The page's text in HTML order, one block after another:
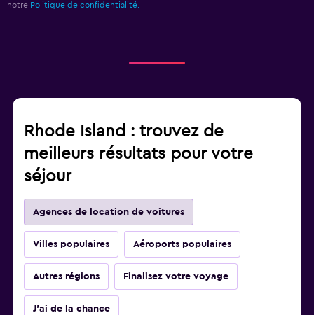
notre Politique de confidentialité.
Rhode Island : trouvez de
meilleurs résultats pour votre
séjour
Agences de location de voitures
Villes populaires Aéroports populaires
Autres régions Finalisez votre voyage
J'ai de la chance